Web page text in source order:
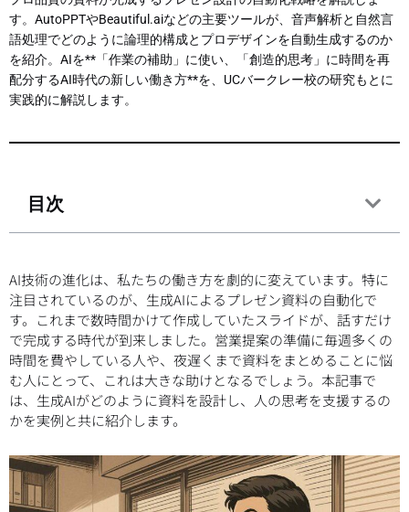
す。AutoPPTやBeautiful.aiなどの主要ツールが、音声解析と自然言
語処理でどのように論理的構成とプロデザインを自動生成するのか
を紹介。AIを**「作業の補助」に使い、「創造的思考」に時間を再
配分するAI時代の新しい働き方**を、UCバークレー校の研究もとに
実践的に解説します。
目次
AI技術の進化は、私たちの働き方を劇的に変えています。特に
注目されているのが、生成AIによるプレゼン資料の自動化で
す。これまで数時間かけて作成していたスライドが、話すだけ
で完成する時代が到来しました。営業提案の準備に毎週多くの
時間を費やしている人や、夜遅くまで資料をまとめることに悩
む人にとって、これは大きな助けとなるでしょう。本記事で
は、生成AIがどのように資料を設計し、人の思考を支援するの
かを実例と共に紹介します。